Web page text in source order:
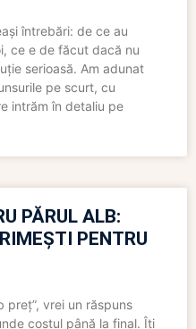
întrebări: de ce au
ce e de făcut dacă nu
serioasă. Am adunat
pe scurt, cu
intrăm în detaliu pe
PĂRUL ALB:
PENTRU
preț”, vrei un răspuns
costul până la final. Îți